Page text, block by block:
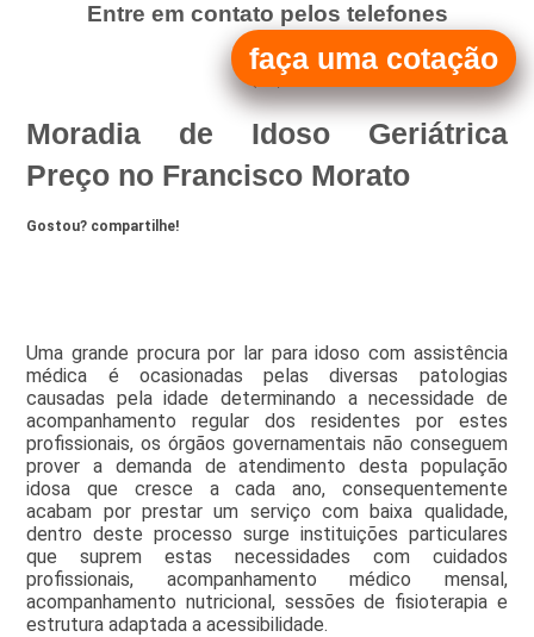
Entre em contato pelos telefones
(11)
(11)
Moradia de Idoso Geriátrica
Preço no Francisco Morato
Gostou? compartilhe!
Uma grande procura por lar para idoso com assistência
médica é ocasionadas pelas diversas patologias
causadas pela idade determinando a necessidade de
acompanhamento regular dos residentes por estes
profissionais, os órgãos governamentais não conseguem
prover a demanda de atendimento desta população
idosa que cresce a cada ano, consequentemente
acabam por prestar um serviço com baixa qualidade,
dentro deste processo surge instituições particulares
que suprem estas necessidades com cuidados
profissionais, acompanhamento médico mensal,
acompanhamento nutricional, sessões de fisioterapia e
estrutura adaptada a acessibilidade.
faça uma cotação